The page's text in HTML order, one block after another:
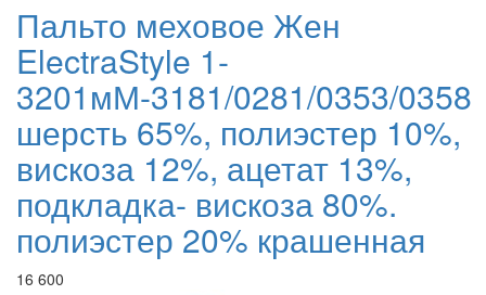
Пальто меховое Жен
ElectraStyle 1-
3201мМ-3181/0281/0353/0358
шерсть 65%, полиэстер 10%,
вискоза 12%, ацетат 13%,
подкладка- вискоза 80%.
полиэстер 20% крашенная
16 600